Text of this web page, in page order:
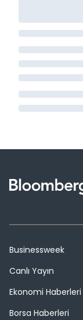
Businessweek
Canlı Yayın
Ekonomi Haberleri
Borsa Haberleri